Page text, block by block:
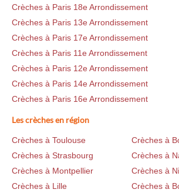
Crèches à Paris 18e Arrondissement
Crèches à Paris 13e Arrondissement
Crèches à Paris 17e Arrondissement
Crèches à Paris 11e Arrondissement
Crèches à Paris 12e Arrondissement
Crèches à Paris 14e Arrondissement
Crèches à Paris 16e Arrondissement
Les crèches en région
Crèches à Toulouse
Crèches à
Crèches à Strasbourg
Crèches à
Crèches à Montpellier
Crèches à
Crèches à Lille
Crèches à